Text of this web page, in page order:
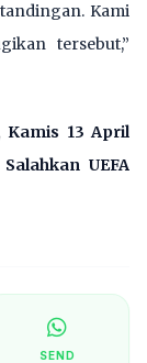
Kami
tersebut,”
13 April
UEFA
SEND